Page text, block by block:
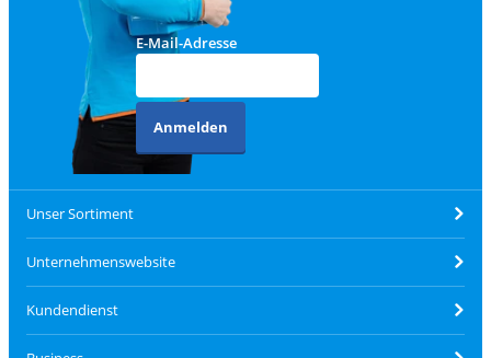
E-Mail-Adresse
Anmelden
Unser Sortiment
Unternehmenswebsite
Kundendienst